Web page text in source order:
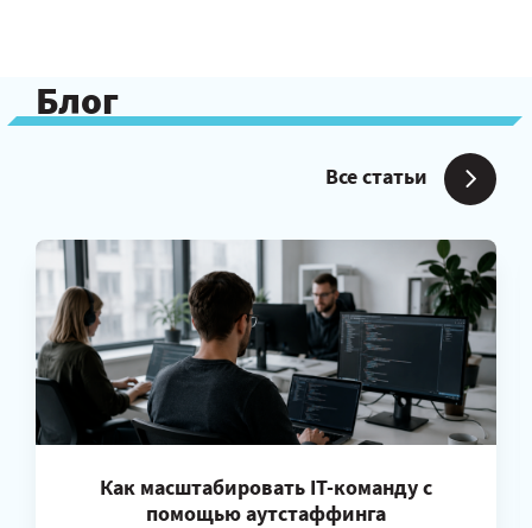
Блог
Все статьи
Как масштабировать IT-команду с
помощью аутстаффинга